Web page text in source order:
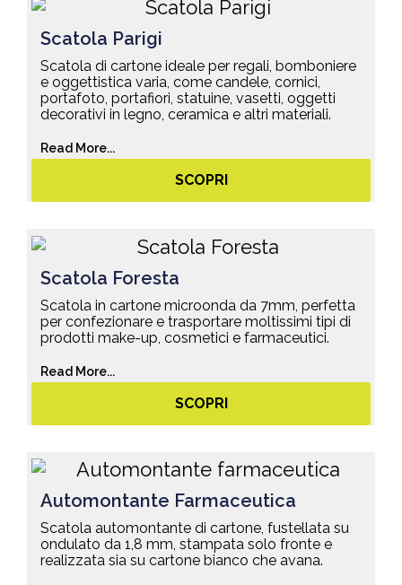
Scatola Parigi
Scatola di cartone ideale per regali, bomboniere
e oggettistica varia, come candele, cornici,
portafoto, portafiori, statuine, vasetti, oggetti
decorativi in legno, ceramica e altri materiali.
Read More...
SCOPRI
Scatola Foresta
Scatola in cartone microonda da 7mm, perfetta
per confezionare e trasportare moltissimi tipi di
prodotti make-up, cosmetici e farmaceutici.
Read More...
SCOPRI
Automontante Farmaceutica
Scatola automontante di cartone, fustellata su
ondulato da 1,8 mm, stampata solo fronte e
realizzata sia su cartone bianco che avana.